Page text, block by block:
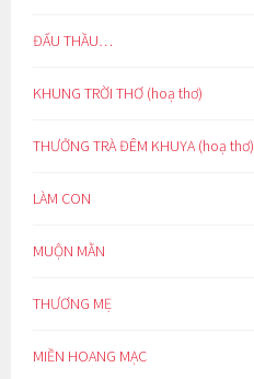
ĐẤU THẦU…
KHUNG TRỜI THƠ (hoạ thơ)
THƯỞNG TRÀ ĐÊM KHUYA (hoạ thơ)
LÀM CON
MUỘN MẰN
THƯƠNG MẸ
MIỀN HOANG MẠC